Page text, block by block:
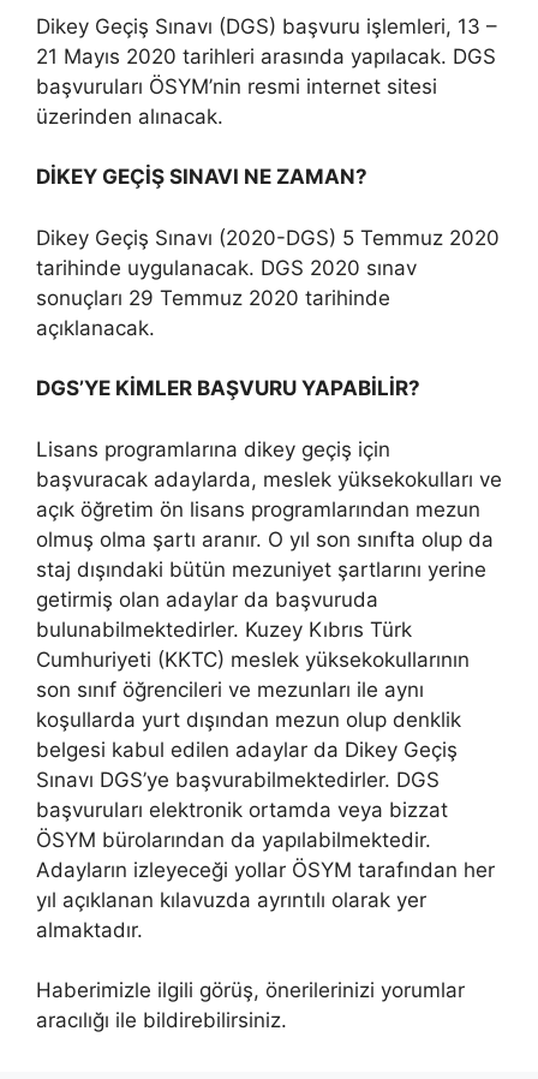
Dikey Geçiş Sınavı (DGS) başvuru işlemleri, 13 –
21 Mayıs 2020 tarihleri arasında yapılacak. DGS
başvuruları ÖSYM’nin resmi internet sitesi
üzerinden alınacak.
DİKEY GEÇİŞ SINAVI NE ZAMAN?
Dikey Geçiş Sınavı (2020-DGS) 5 Temmuz 2020
tarihinde uygulanacak. DGS 2020 sınav
sonuçları 29 Temmuz 2020 tarihinde
açıklanacak.
DGS’YE KİMLER BAŞVURU YAPABİLİR?
Lisans programlarına dikey geçiş için
başvuracak adaylarda, meslek yüksekokulları ve
açık öğretim ön lisans programlarından mezun
olmuş olma şartı aranır. O yıl son sınıfta olup da
staj dışındaki bütün mezuniyet şartlarını yerine
getirmiş olan adaylar da başvuruda
bulunabilmektedirler. Kuzey Kıbrıs Türk
Cumhuriyeti (KKTC) meslek yüksekokullarının
son sınıf öğrencileri ve mezunları ile aynı
koşullarda yurt dışından mezun olup denklik
belgesi kabul edilen adaylar da Dikey Geçiş
Sınavı DGS’ye başvurabilmektedirler. DGS
başvuruları elektronik ortamda veya bizzat
ÖSYM bürolarından da yapılabilmektedir.
Adayların izleyeceği yollar ÖSYM tarafından her
yıl açıklanan kılavuzda ayrıntılı olarak yer
almaktadır.
Haberimizle ilgili görüş, önerilerinizi yorumlar
aracılığı ile bildirebilirsiniz.